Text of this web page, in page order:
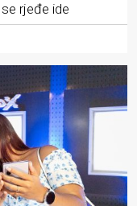
rjeđe ide